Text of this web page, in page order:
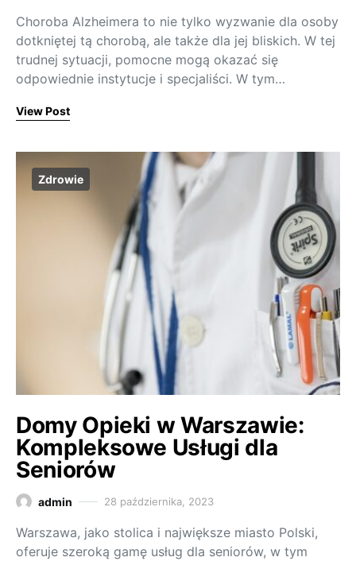
Choroba Alzheimera to nie tylko wyzwanie dla osoby
dotkniętej tą chorobą, ale także dla jej bliskich. W tej
trudnej sytuacji, pomocne mogą okazać się
odpowiednie instytucje i specjaliści. W tym…
View Post
Zdrowie
Domy Opieki w Warszawie:
Kompleksowe Usługi dla
Seniorów
admin 28 października, 2023
Warszawa, jako stolica i największe miasto Polski,
oferuje szeroką gamę usług dla seniorów, w tym